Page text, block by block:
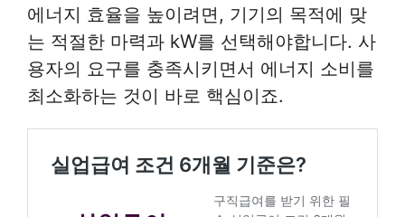
에너지 효율을 높이려면, 기기의 목적에 맞
는 적절한 마력과 kW를 선택해야합니다. 사
용자의 요구를 충족시키면서 에너지 소비를
최소화하는 것이 바로 핵심이죠.